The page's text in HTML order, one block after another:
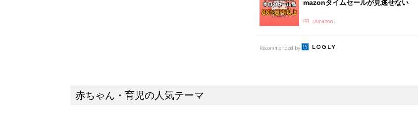
子育てとお金
妊娠・出産・育児にかかる費用やもらえる補助
金・助成金を解説